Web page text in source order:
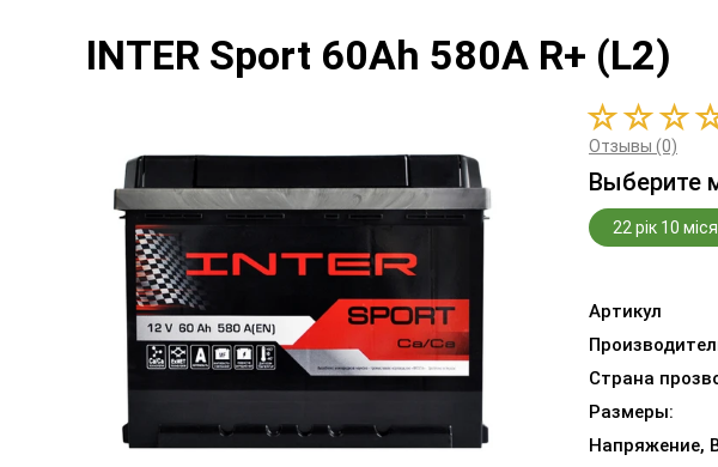
INTER Sport 60Ah 580A R+ (L2)
Отзывы (0)
Выберите
22 рік 10
Артикул
Страна
Размеры:
Напряжение,